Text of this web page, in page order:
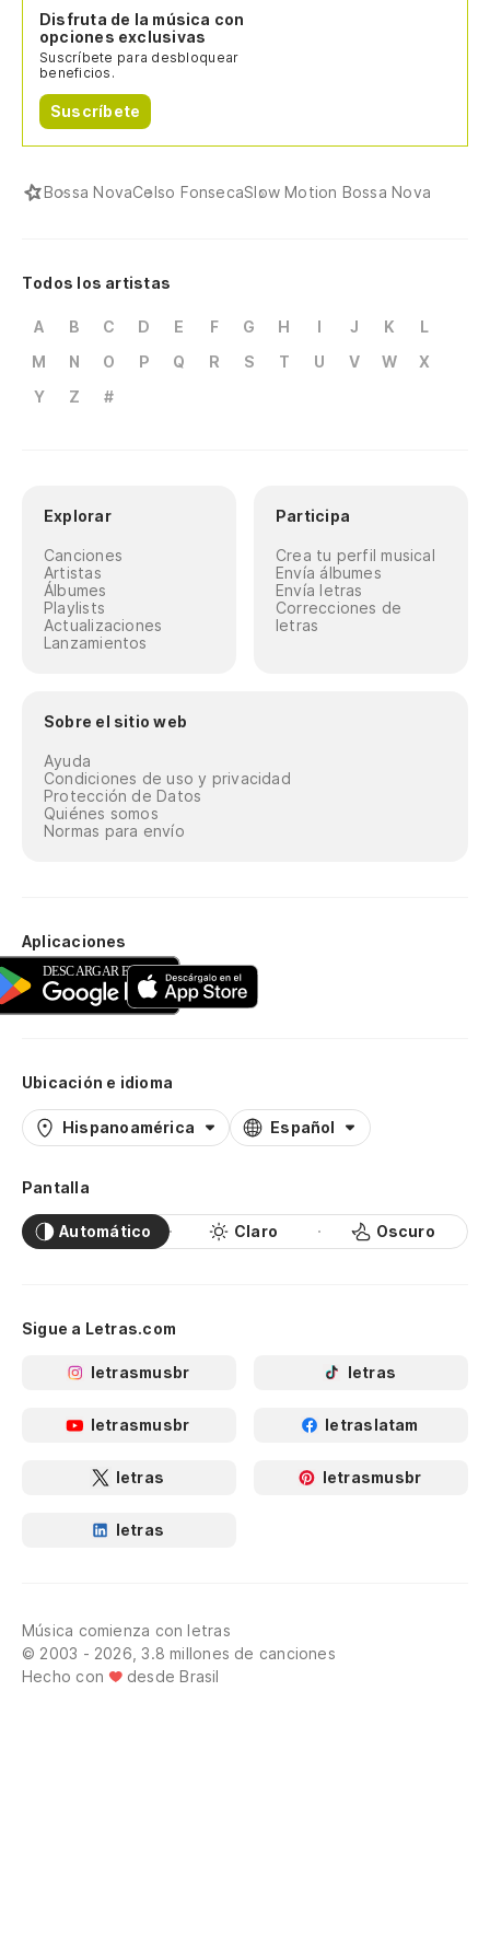
Disfruta de la música con
opciones exclusivas
Suscríbete para desbloquear
beneficios.
Suscríbete
Bossa NovaCelso FonsecaSlow Motion Bossa Nova
Todos los artistas
A B C D E F G H I J K
L
M
N O P Q R S T U V W
X
Y
Z #
Explorar
Canciones
Artistas
Álbumes
Playlists
Actualizaciones
Lanzamientos
Participa
Crea tu perfil musical
Envía álbumes
Envía letras
Correcciones de
letras
Sobre el sitio web
Ayuda
Condiciones de uso y privacidad
Protección de Datos
Quiénes somos
Normas para envío
Aplicaciones
Ubicación e idioma
Hispanoamérica Español
Pantalla
Automático Claro Oscuro
Sigue a Letras.com
letrasmusbr letras
letrasmusbr letraslatam
letras letrasmusbr
letras
Música comienza con letras
© 2003 - 2026, 3.8 millones de canciones
Hecho con
desde Brasil